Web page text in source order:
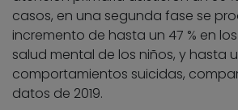
casos, en una segunda fase se
incremento de hasta un 47 % en
salud mental de los niños, y hasta
comportamientos suicidas,
datos de 2019.